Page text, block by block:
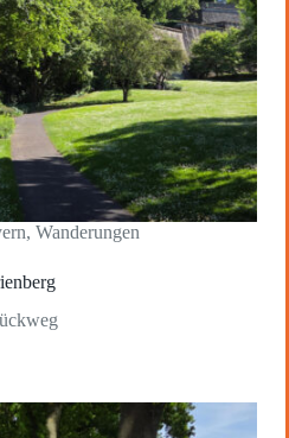
, Wanderungen